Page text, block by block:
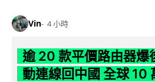
Vin 4 小時
逾 20 款平價路由器爆
動連線回中國 全球 10